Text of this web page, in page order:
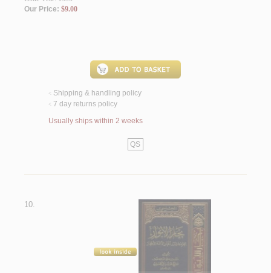
Our Price: $9.00
< Shipping & handling policy
< 7 day returns policy
Usually ships within 2 weeks
QS
10.